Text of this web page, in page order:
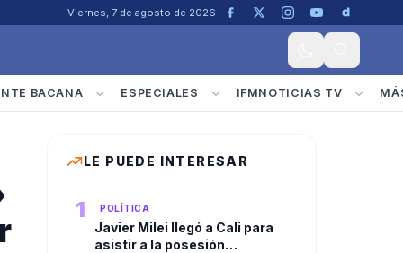
Viernes, 7 de agosto de 2026
BACANA ESPECIALES IFMNOTICIAS TV
LE PUEDE INTERESAR
1 POLÍTICA
Javier Milei llegó a Cali para
asistir a la posesión